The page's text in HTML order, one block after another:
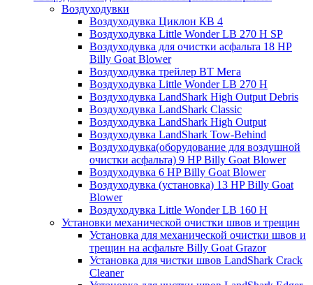
Воздуходувки
Воздуходувка Циклон КВ 4
Воздуходувка Little Wonder LB 270 H SP
Воздуходувка для очистки асфальта 18 HP
Billy Goat Blower
Воздуходувка трейлер ВТ Мега
Воздуходувка Little Wonder LB 270 H
Воздуходувка LandShark High Оutput Debris
Воздуходувка LandShark Classic
Воздуходувка LandShark High Output
Воздуходувка LandShark Tow-Behind
Воздуходувка(оборудование для воздушной
очистки асфальта) 9 HP Billy Goat Blower
Воздуходувка 6 HP Billy Goat Blower
Воздуходувка (установка) 13 HP Billy Goat
Blower
Воздуходувка Little Wonder LB 160 H
Установки механической очистки швов и трещин
Установка для механической очистки швов и
трещин на асфальте Billy Goat Grazor
Установка для чистки швов LandShark Crack
Cleaner